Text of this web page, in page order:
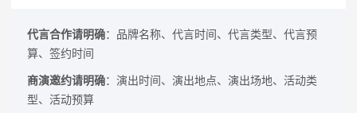
代言合作请明确：品牌名称、代言时间、代言类型、代言预
算、签约时间
商演邀约请明确：演出时间、演出地点、演出场地、活动类
型、活动预算